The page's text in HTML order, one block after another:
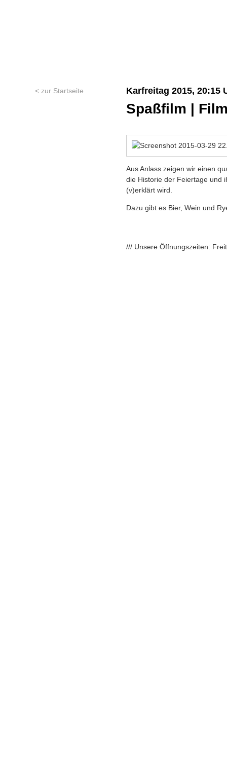
< zur Startseite Karfreitag 2015, 20:15
Spaßfilm |
Aus Anlass zeigen wir einen
die Historie der Feiertage und
(v)erklärt wird.
Dazu gibt es Bier, Wein und
/// Unsere Öffnungszeiten: